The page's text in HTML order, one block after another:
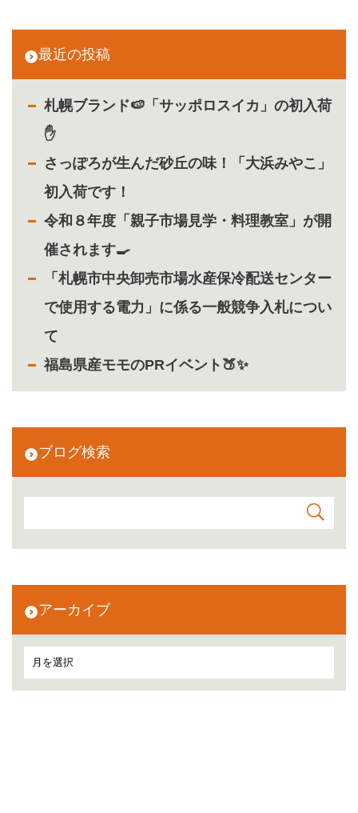
最近の投稿
札幌ブランド🍉「サッポロスイカ」の初入荷
✋
さっぽろが生んだ砂丘の味！「大浜みやこ」
初入荷です！
令和８年度「親子市場見学・料理教室」が開
催されます🍳
「札幌市中央卸売市場水産保冷配送センター
で使用する電力」に係る一般競争入札につい
て
福島県産モモのPRイベント🍑✨
ブログ検索
アーカイブ